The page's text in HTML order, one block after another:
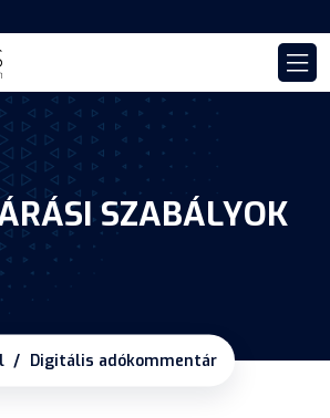
SZABÁLYOK
Digitális adókommentár